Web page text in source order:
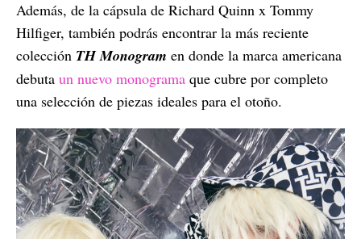
Además, de la cápsula de Richard Quinn x Tommy
Hilfiger, también podrás encontrar la más reciente
colección TH Monogram en donde la marca americana
debuta un nuevo monograma que cubre por completo
una selección de piezas ideales para el otoño.